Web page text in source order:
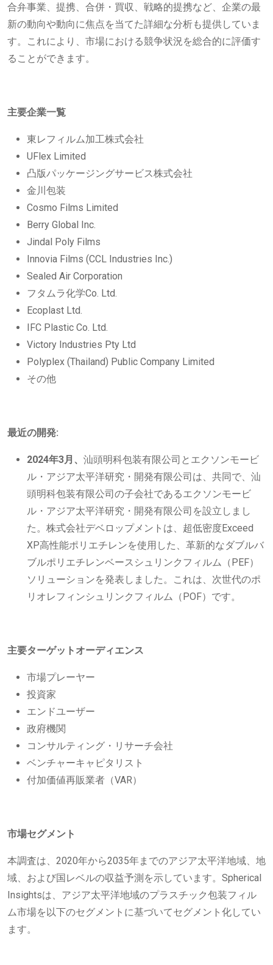
合弁事業、提携、合併・買収、戦略的提携など、企業の最
新の動向や動向に焦点を当てた詳細な分析も提供していま
す。これにより、市場における競争状況を総合的に評価す
ることができます。
主要企業一覧
東レフィルム加工株式会社
UFlex Limited
凸版パッケージングサービス株式会社
金川包装
Cosmo Films Limited
Berry Global Inc.
Jindal Poly Films
Innovia Films (CCL Industries Inc.)
Sealed Air Corporation
フタムラ化学Co. Ltd.
Ecoplast Ltd.
IFC Plastic Co. Ltd.
Victory Industries Pty Ltd
Polyplex (Thailand) Public Company Limited
その他
最近の開発:
2024年3月、 汕頭明科包装有限公司とエクソンモービ
ル・アジア太平洋研究・開発有限公司は、共同で、汕
頭明科包装有限公司の子会社であるエクソンモービ
ル・アジア太平洋研究・開発有限公司を設立しまし
た。株式会社デベロップメントは、超低密度Exceed
XP高性能ポリエチレンを使用した、革新的なダブルバ
ブルポリエチレンベースシュリンクフィルム（PEF）
ソリューションを発表しました。これは、次世代のポ
リオレフィンシュリンクフィルム（POF）です。
主要ターゲットオーディエンス
市場プレーヤー
投資家
エンドユーザー
政府機関
コンサルティング・リサーチ会社
ベンチャーキャピタリスト
付加価値再販業者（VAR）
市場セグメント
本調査は、2020年から2035年までのアジア太平洋地域、地
域、および国レベルの収益予測を示しています。Spherical
Insightsは、アジア太平洋地域のプラスチック包装フィル
ム市場を以下のセグメントに基づいてセグメント化してい
ます。